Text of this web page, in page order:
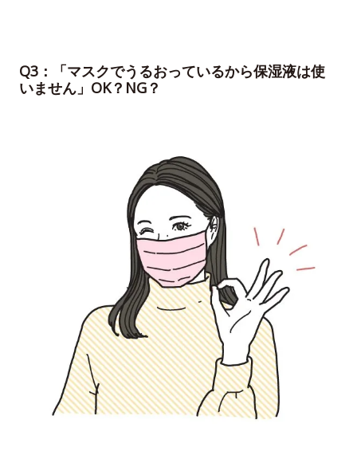
Q3：「マスクでうるおっているから保湿液は使
いません」OK？NG？